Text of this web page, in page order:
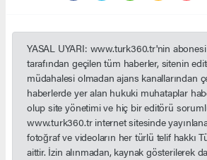
YASAL UYARI: www.turk360.tr'nin
tarafından geçilen tüm haberler, sitenin
müdahalesi olmadan ajans kanallarından
haberlerde yer alan hukuki muhataplar
olup site yönetimi ve hiç bir editörü
www.turk360.tr internet sitesinde
fotoğraf ve videoların her türlü telif hakkı
aittir. İzin alınmadan, kaynak gösterilerek